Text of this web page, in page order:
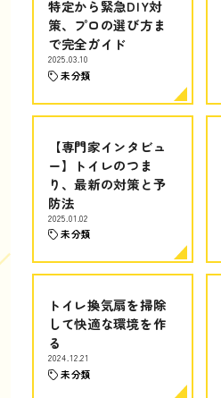
特定から緊急DIY対
策、プロの選び方ま
で完全ガイド
2025.03.10
未分類
【専門家インタビュ
ー】トイレのつま
り、最新の対策と予
防法
2025.01.02
未分類
トイレ換気扇を掃除
して快適な環境を作
る
2024.12.21
未分類